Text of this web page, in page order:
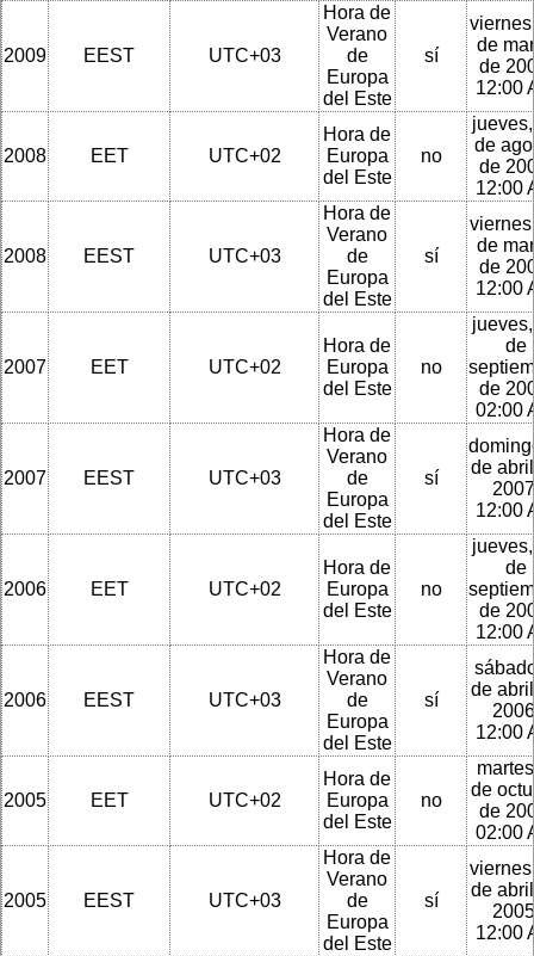
2009 EEST UTC+03
Hora de
Verano
de
Europa
del Este
sí
de
de
12:00
2008 EET UTC+02
Hora de
Europa
del Este
no
de
de
12:00
2008 EEST UTC+03
Hora de
Verano
de
Europa
del Este
sí
de
de
12:00
2007 EET UTC+02
Hora de
Europa
del Este
no
de
de
02:00
2007 EEST UTC+03
Hora de
Verano
de
Europa
del Este
sí
de
12:00
2006 EET UTC+02
Hora de
Europa
del Este
no
de
de
12:00
2006 EEST UTC+03
Hora de
Verano
de
Europa
del Este
sí
de
12:00
2005 EET UTC+02
Hora de
Europa
del Este
no
de
de
02:00
2005 EEST UTC+03
Hora de
Verano
de
Europa
del Este
sí
de
12:00